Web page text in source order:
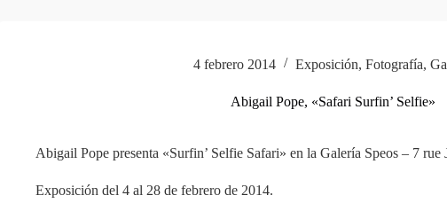
4 febrero 2014 Exposición, Fotografía,
Abigail Pope, «Safari Surfin’ Selfie»
Abigail Pope presenta «Surfin’ Selfie Safari» en la Galería Speos – 7 rue
Exposición del 4 al 28 de febrero de 2014.